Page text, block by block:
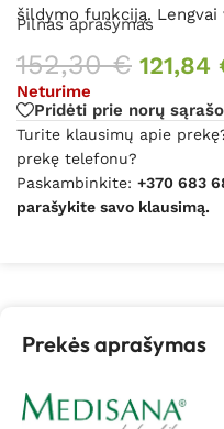
šildymo funkciją.
Pilnas aprašymas
152,30€ 121,84
Neturime
Pridėti prie norų sąrašo
Turite klausimų apie
prekę telefonu?
Paskambinkite: +370 683
parašykite savo klausimą.
Prekės aprašymas